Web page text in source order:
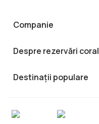
Companie
Despre rezervări
Destinații populare